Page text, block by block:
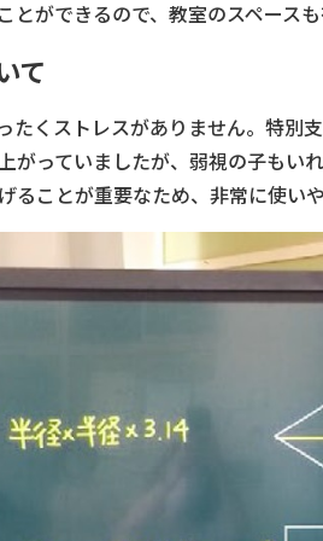
とができるので、教室のスペース
て
たくストレスがありません。特別
がっていましたが、弱視の子もい
ことが重要なため、非常に使いや